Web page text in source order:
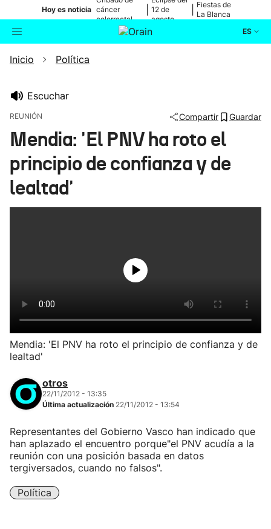
Hoy es noticia cáncer
colorrectal
12 de
agosto
Fiestas de
La Blanca
ES
Buscador
Ikusmiran
Inicio Política
Escuchar
REUNIÓN Compartir Guardar
Mendia: 'El PNV ha roto el
principio de confianza y de
lealtad'
Mendia: 'El PNV ha roto el principio de confianza y de
lealtad'
otros
22/11/2012 - 13:35
Última actualización 22/11/2012 - 13:54
Representantes del Gobierno Vasco han indicado que
han aplazado el encuentro porque"el PNV acudía a la
reunión con una posición basada en datos
tergiversados, cuando no falsos".
Política